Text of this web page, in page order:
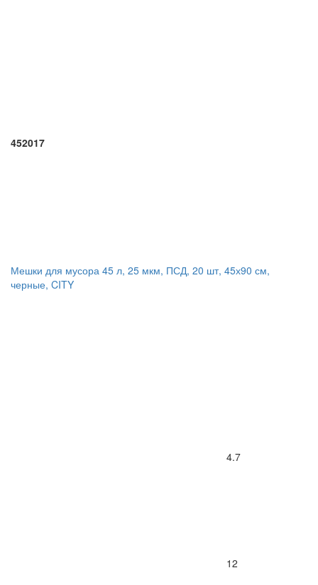
452017
Мешки для мусора 45 л, 25 мкм, ПСД, 20 шт, 45х90 см,
черные, CITY
4.7
12